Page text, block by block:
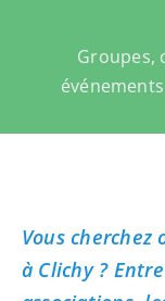
Groupes,
Vous
à Clichy ?